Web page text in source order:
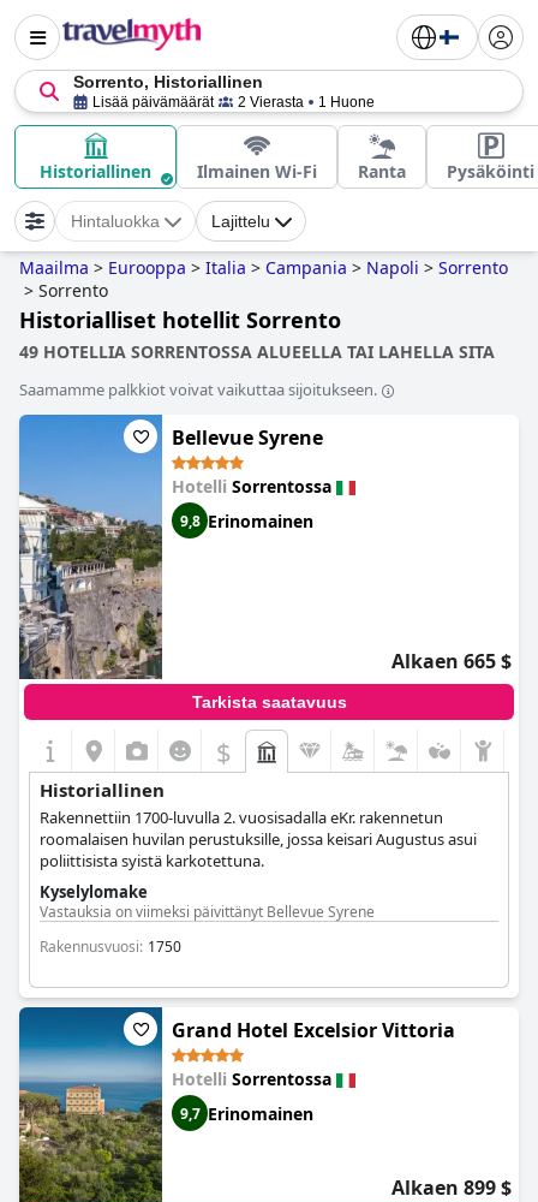
Sorrento, Historiallinen
Lisää päivämäärät 2 Vierasta 1 Huone
Historiallinen Ilmainen Wi-Fi Ranta Pysäköinti
Hintaluokka Lajittelu
Maailma > Eurooppa > Italia > Campania > Napoli > Sorrento
> Sorrento
Historialliset hotellit Sorrento
49 HOTELLIA SORRENTOSSA ALUEELLA TAI LAHELLA SITA
Saamamme palkkiot voivat vaikuttaa sijoitukseen.
Bellevue Syrene
Hotelli Sorrentossa
9,8 Erinomainen
Alkaen 665 $
Tarkista saatavuus
$
Historiallinen
Rakennettiin 1700-luvulla 2. vuosisadalla eKr. rakennetun
roomalaisen huvilan perustuksille, jossa keisari Augustus asui
poliittisista syistä karkotettuna.
Kyselylomake
Vastauksia on viimeksi päivittänyt Bellevue Syrene
Rakennusvuosi: 1750
Grand Hotel Excelsior Vittoria
Hotelli Sorrentossa
9,7 Erinomainen
Alkaen 899 $